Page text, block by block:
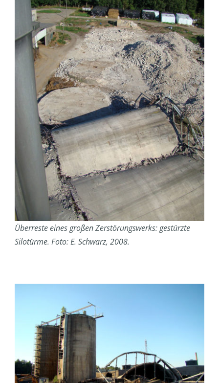
Überreste eines großen Zerstörungswerks: gestürzte
Silotürme. Foto: E. Schwarz, 2008.